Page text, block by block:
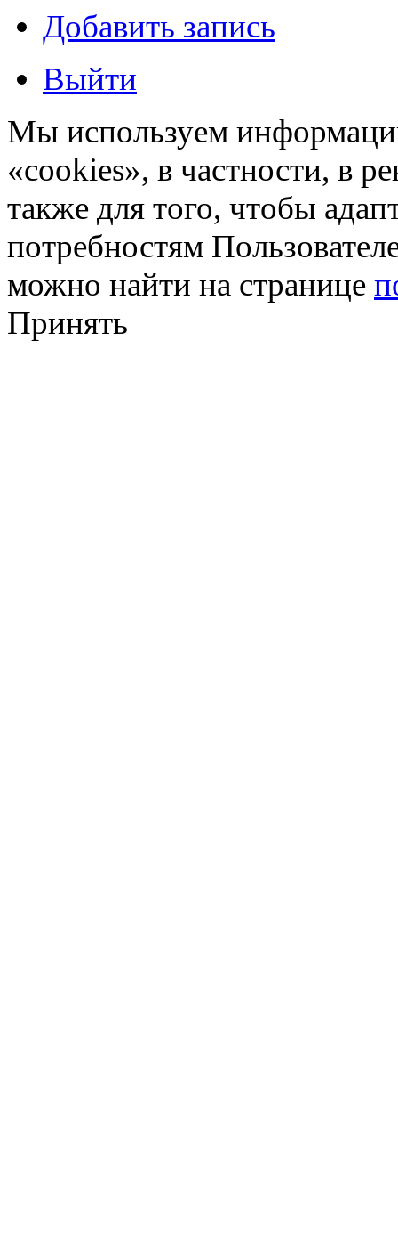
Добавить запись
Выйти
Мы используем
«cookies», в частности, в
также для того, чтобы
потребностям
можно найти на странице
Принять